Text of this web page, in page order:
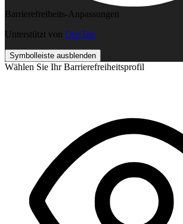
Barrierefreiheits-Anpassungen
Unterstützt von OneTap
Symbolleiste ausblenden
Wählen Sie Ihr Barrierefreiheitsprofil